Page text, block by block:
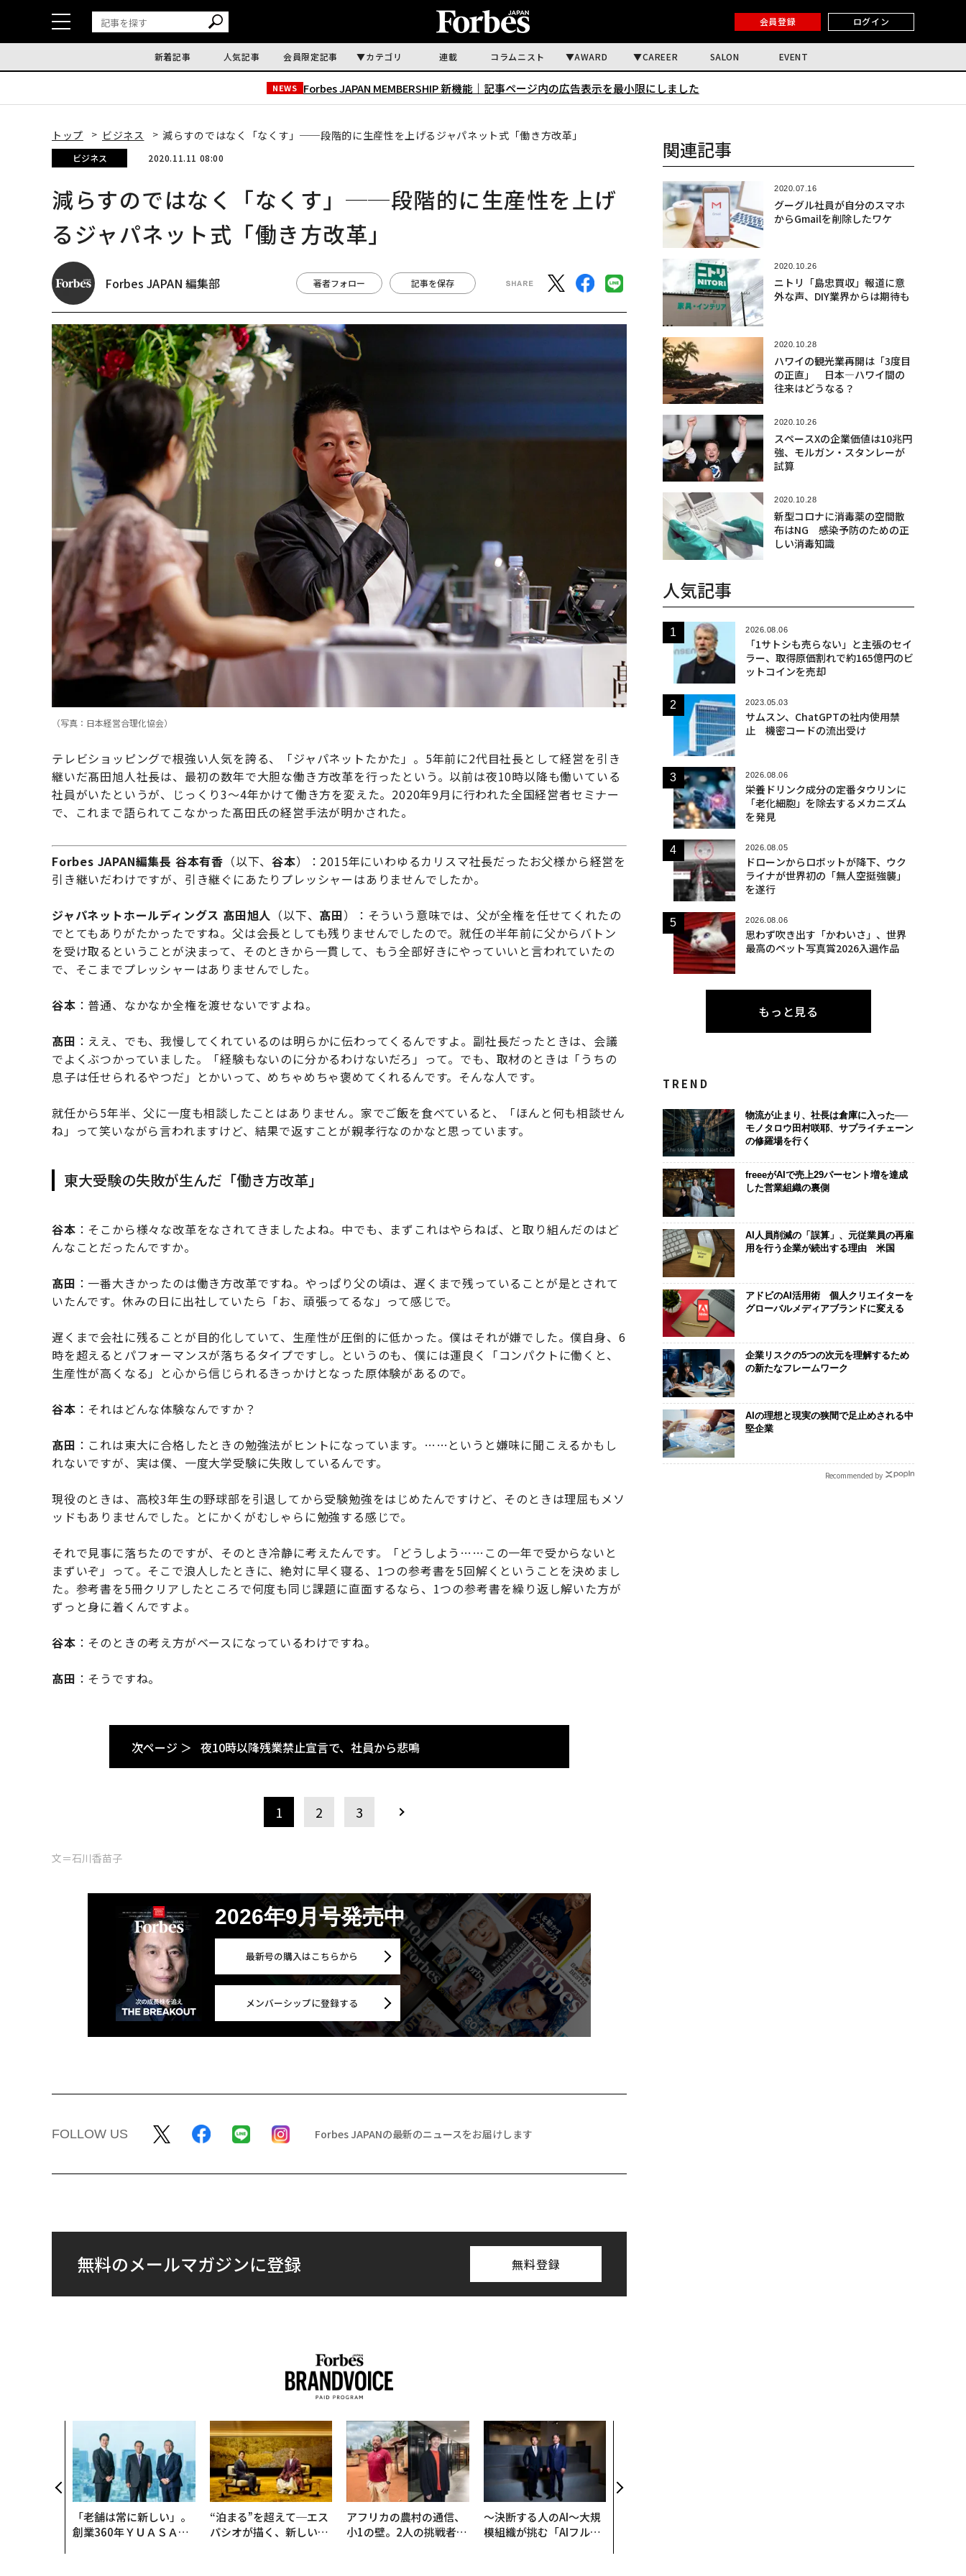
会員登録 ログイン
新着記事 人気記事 会員限定記事 カテゴリ 連載 コラムニスト AWARD CAREER SALON EVENT
NEWS Forbes JAPAN MEMBERSHIP 新機能｜ 記事ページ内の広告表示を最小限にしました
トップ ビジネス 減らすのではなく「なくす」──段階的に生産性を上げるジャパネット式「働き方改革」
ビジネス 2020.11.11 08:00
減らすのではなく「なくす」──段階的に生産性を上げ
るジャパネット式「働き方改革」
Forbes JAPAN 編集部 著者フォロー 記事を保存
（写真：日本経営合理化協会）
テレビショッピングで根強い人気を誇る、「ジャパネットたかた」。5年前に2代目社長として経営を引き
継いだ髙田旭人社長は、最初の数年で大胆な働き方改革を行ったという。以前は夜10時以降も働いている
社員がいたというが、じっくり3～4年かけて働き方を変えた。2020年9月に行われた全国経営者セミナー
で、これまで語られてこなかった髙田氏の経営手法が明かされた。
Forbes JAPAN編集長 谷本有香 （以下、谷本）：2015年にいわゆるカリスマ社長だったお父様から経営を
引き継いだわけですが、引き継ぐにあたりプレッシャーはありませんでしたか。
ジャパネットホールディングス 髙田旭人 （以下、 髙田）：そういう意味では、父が全権を任せてくれたの
でとてもありがたかったですね。父は会長としても残りませんでしたので。就任の半年前に父からバトン
を受け取るということが決まって、そのときから一貫して、もう全部好きにやっていいと言われていたの
で、そこまでプレッシャーはありませんでした。
谷本 ：普通、なかなか全権を渡せないですよね。
髙田 ：ええ、でも、我慢してくれているのは明らかに伝わってくるんですよ。副社長だったときは、会議
でよくぶつかっていました。「経験もないのに分かるわけないだろ」って。でも、取材のときは「うちの
息子は任せられるやつだ」とかいって、めちゃめちゃ褒めてくれるんです。そんな人です。
就任から5年半、父に一度も相談したことはありません。家でご飯を食べていると、「ほんと何も相談せん
ね」って笑いながら言われますけど、結果で返すことが親孝行なのかなと思っています。
東大受験の失敗が生んだ「働き方改革」
谷本 ：そこから様々な改革をなされてきましたよね。中でも、まずこれはやらねば、と取り組んだのはど
んなことだったんですか。
髙田 ：一番大きかったのは働き方改革ですね。やっぱり父の頃は、遅くまで残っていることが是とされて
いたんです。休みの日に出社していたら「お、頑張ってるな」って感じで。
遅くまで会社に残ることが目的化していて、生産性が圧倒的に低かった。僕はそれが嫌でした。僕自身、6
時を超えるとパフォーマンスが落ちるタイプですし。というのも、僕には運良く「コンパクトに働くと、
生産性が高くなる」と心から信じられるきっかけとなった原体験があるので。
谷本 ：それはどんな体験なんですか？
髙田 ：これは東大に合格したときの勉強法がヒントになっています。……というと嫌味に聞こえるかもし
れないですが、実は僕、一度大学受験に失敗しているんです。
現役のときは、高校3年生の野球部を引退してから受験勉強をはじめたんですけど、そのときは理屈もメソ
ッドもありませんでした。とにかくがむしゃらに勉強する感じで。
それで見事に落ちたのですが、そのとき冷静に考えたんです。「どうしよう……この一年で受からないと
まずいぞ」って。そこで浪人したときに、絶対に早く寝る、1つの参考書を5回解くということを決めまし
た。参考書を5冊クリアしたところで何度も同じ課題に直面するなら、1つの参考書を繰り返し解いた方が
ずっと身に着くんですよ。
谷本 ：そのときの考え方がベースになっているわけですね。
髙田 ：そうですね。
次ページ ＞ 夜10時以降残業禁止宣言で、社員から悲鳴
1 2 3
文＝石川香苗子
2026年9月号発売中
最新号の購入はこちらから
メンバーシップに登録する
FOLLOW US Forbes JAPANの最新のニュースをお届けします
無料のメールマガジンに登録 無料登録
「老舗は常に新しい」。
創業360年ＹＵＡＳＡと
“泊まる”を超えて─エス
パシオが描く、新しい日
アフリカの農村の通信、
小1の壁。2人の挑戦者が
〜決断する人のAI〜大規
模組織が挑む「AIフル実
関連記事
2020.07.16
グーグル社員が自分のスマホ
からGmailを削除したワケ
2020.10.26
ニトリ「島忠買収」報道に意
外な声、DIY業界からは期待も
2020.10.28
ハワイの観光業再開は「3度目
の正直」 日本―ハワイ間の
往来はどうなる？
2020.10.26
スペースXの企業価値は10兆円
強、モルガン・スタンレーが
試算
2020.10.28
新型コロナに消毒薬の空間散
布はNG 感染予防のための正
しい消毒知識
人気記事
2026.08.06
「1サトシも売らない」と主張のセイ
ラー、取得原価割れで約165億円のビ
ットコインを売却
2023.05.03
サムスン、ChatGPTの社内使用禁
止 機密コードの流出受け
2026.08.06
栄養ドリンク成分の定番タウリンに
「老化細胞」を除去するメカニズム
を発見
2026.08.05
ドローンからロボットが降下、ウク
ライナが世界初の「無人空挺強襲」
を遂行
2026.08.06
思わず吹き出す「かわいさ」、世界
最高のペット写真賞2026入選作品
もっと見る
TREND
物流が止まり、社長は倉庫に入った──
モノタロウ田村咲耶、サプライチェーン
の修羅場を行く
freeeがAIで売上29パーセント増を達成
した営業組織の裏側
AI人員削減の「誤算」、元従業員の再雇
用を行う企業が続出する理由 米国
アドビのAI活用術 個人クリエイターを
グローバルメディアブランドに変える
企業リスクの5つの次元を理解するため
の新たなフレームワーク
AIの理想と現実の狭間で足止めされる中
堅企業
Recommended by